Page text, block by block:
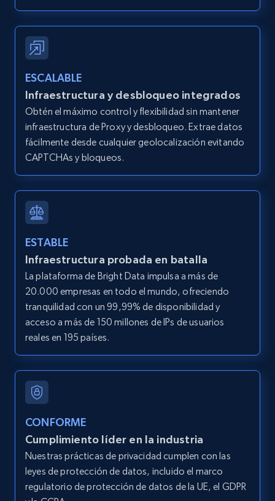
Zillow properties listing information -
Search by parameters on zillow and use the
direct link as input
Zpid, City, State, HomeStatus, Address,
IsListingClaimedByCurrentSignedInUser,
IsCurrentSignedInAgentResponsible, Bedrooms,
and more.
12K+
LinkedIn posts
URL, ID, User id, Use url, Title, Headline, Post
text, Date posted, and more.
11.3K+
LinkedIn posts - Discover user's articles by
URL
URL, ID, User id, Use url, Title, Headline, Post
text, Date posted, and more.
11.3K+ 1.5K+ Prueba gratuita
ESCALABLE
Infraestructura y desbloqueo integrados
Obtén el máximo control y flexibilidad sin mantener
infraestructura de Proxy y desbloqueo. Extrae datos
fácilmente desde cualquier geolocalización evitando
CAPTCHAs y bloqueos.
ESTABLE
Infraestructura probada en batalla
La plataforma de Bright Data impulsa a más de
20.000 empresas en todo el mundo, ofreciendo
tranquilidad con un 99,99% de disponibilidad y
acceso a más de 150 millones de IPs de usuarios
reales en 195 países.
CONFORME
Cumplimiento líder en la industria
Nuestras prácticas de privacidad cumplen con las
leyes de protección de datos, incluido el marco
regulatorio de protección de datos de la UE, el GDPR